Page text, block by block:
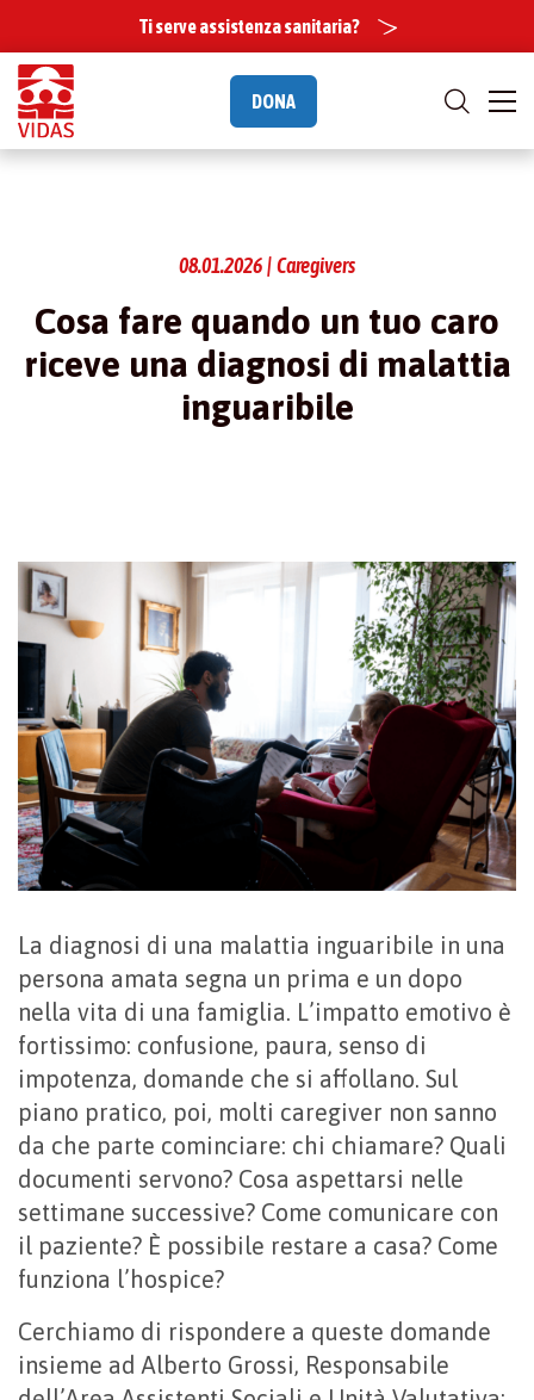
Ti serve assistenza sanitaria?
DONA
08.01.2026 | Caregivers
Cosa fare quando un tuo caro
riceve una diagnosi di malattia
inguaribile
La diagnosi di una malattia inguaribile in una
persona amata segna un prima e un dopo
nella vita di una famiglia. L’impatto emotivo è
fortissimo: confusione, paura, senso di
impotenza, domande che si affollano. Sul
piano pratico, poi, molti caregiver non sanno
da che parte cominciare: chi chiamare? Quali
documenti servono? Cosa aspettarsi nelle
settimane successive? Come comunicare con
il paziente? È possibile restare a casa? Come
funziona l’hospice?
Cerchiamo di rispondere a queste domande
insieme ad Alberto Grossi, Responsabile